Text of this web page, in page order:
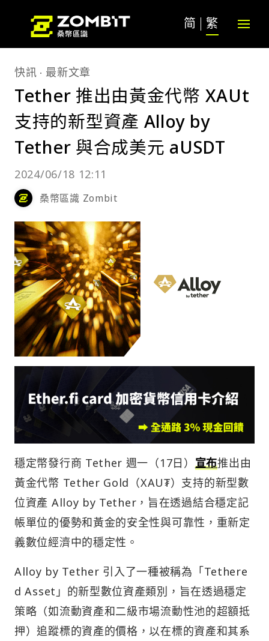
简 繁
快訊 最新文章
Tether 推出由黃金代幣 XAUt
支持的新型資產 Alloy by
Tether 與合成美元 aUSDT
2024/06/18 12:11
桑幣區識 Zombit
穩定幣發行商 Tether 週一（17日） 宣布推出由
黃金代幣 Tether Gold（XAU₮）支持的新型數
位資產 Alloy by Tether，旨在透過結合穩定記
帳單位的優勢和黃金的安全性與可靠性，重新定
義數位經濟中的穩定性。
Alloy by Tether 引入了一種被稱為「Tethere
d Asset」的新型數位資產類別，旨在透過穩定
策略（如流動資產和二級市場流動性池的超額抵
押）追蹤標的資產的價格，以在標的資產和其系